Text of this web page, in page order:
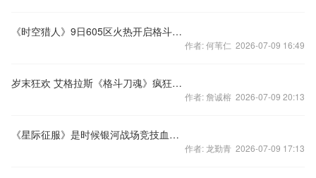
《时空猎人》9日605区火热开启格斗吧兄弟
作者: 何苇仁 2026-07-09 16:49
岁末狂欢 艾格拉斯《格斗刀魂》疯狂扫荡季
作者: 詹诚榕 2026-07-09 20:13
《星际征服》是时候银河战场竞技血拼了
作者: 龙勤青 2026-07-09 17:13